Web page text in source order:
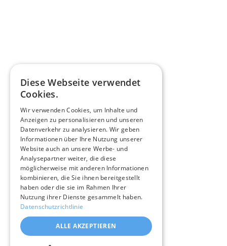
Diese Webseite verwendet
Cookies.
Wir verwenden Cookies, um Inhalte und
Anzeigen zu personalisieren und unseren
Datenverkehr zu analysieren. Wir geben
Informationen über Ihre Nutzung unserer
Website auch an unsere Werbe- und
Analysepartner weiter, die diese
möglicherweise mit anderen Informationen
kombinieren, die Sie ihnen bereitgestellt
haben oder die sie im Rahmen Ihrer
Nutzung ihrer Dienste gesammelt haben.
Datenschutzrichtlinie
ALLE AKZEPTIEREN